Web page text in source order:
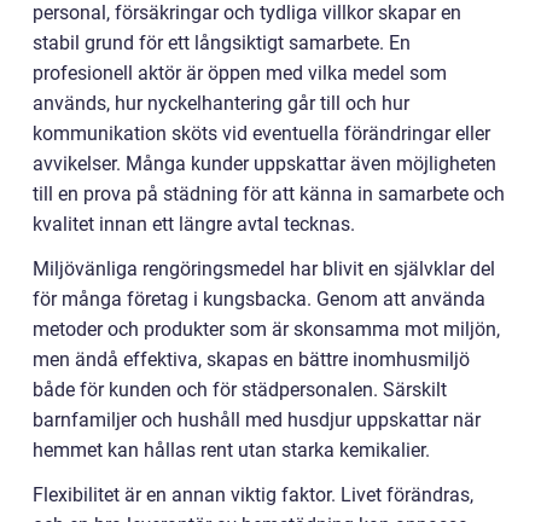
personal, försäkringar och tydliga villkor skapar en
stabil grund för ett långsiktigt samarbete. En
profesionell aktör är öppen med vilka medel som
används, hur nyckelhantering går till och hur
kommunikation sköts vid eventuella förändringar eller
avvikelser. Många kunder uppskattar även möjligheten
till en prova på städning för att känna in samarbete och
kvalitet innan ett längre avtal tecknas.
Miljövänliga rengöringsmedel har blivit en självklar del
för många företag i kungsbacka. Genom att använda
metoder och produkter som är skonsamma mot miljön,
men ändå effektiva, skapas en bättre inomhusmiljö
både för kunden och för städpersonalen. Särskilt
barnfamiljer och hushåll med husdjur uppskattar när
hemmet kan hållas rent utan starka kemikalier.
Flexibilitet är en annan viktig faktor. Livet förändras,